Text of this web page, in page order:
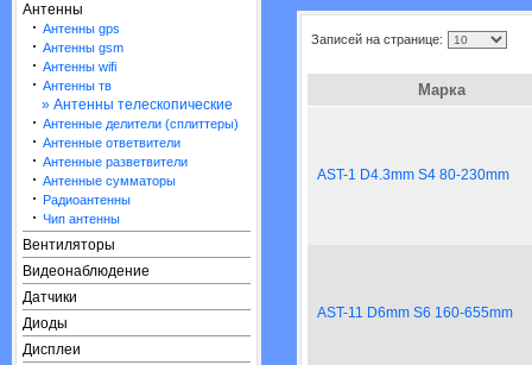
Антенны
· Антенны gps
· Антенны gsm
· Антенны wifi
· Антенны тв
» Антенны телескопические
· Антенные делители (сплиттеры)
· Антенные ответвители
· Антенные разветвители
· Антенные сумматоры
· Радиоантенны
· Чип антенны
Вентиляторы
Видеонаблюдение
Датчики
Диоды
Дисплеи
Записей на странице:
Марка
AST-1 D4.3mm S4 80-230mm
AST-11 D6mm S6 160-655mm